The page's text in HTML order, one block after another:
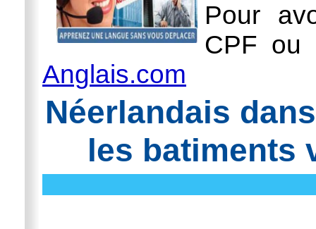
Pour
CPF ou
Anglais.com
Néerlandais
les batiments